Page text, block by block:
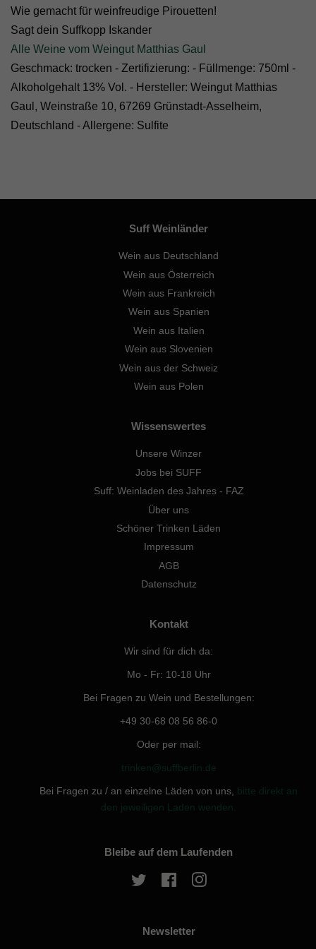
Wie gemacht für weinfreudige Pirouetten!
Sagt dein Suffkopp Iskander
Alle Weine vom Weingut Matthias Gaul
Geschmack: trocken - Zertifizierung: - Füllmenge: 750ml -
Alkoholgehalt 13% Vol. - Hersteller: Weingut Matthias
Gaul, Weinstraße 10, 67269 Grünstadt-Asselheim,
Deutschland - Allergene: Sulfite
Suff Weinländer
Wein aus Deutschland
Wein aus Österreich
Wein aus Frankreich
Wein aus Spanien
Wein aus Italien
Wein aus Slovenien
Wein aus der Schweiz
Wein aus Polen
Wissenswertes
Unsere Winzer
Jobs bei SUFF
Suff: Weinladen des Jahres - FAZ
Über uns
Schöner Trinken Läden
Impressum
AGB
Datenschutz
Kontakt
Wir sind für dich da:
Mo - Fr: 10-18 Uhr
Bei Fragen zu Wein und Bestellungen:
+49 30-68 08 56 86-0
Oder per mail:
trinken@suffberlin.de
Bei Fragen zu / an einzelne Läden von uns, bitte direkt an
den jeweiligen Laden wenden.
Bleibe auf dem Laufenden
Twitter Facebook
Newsletter